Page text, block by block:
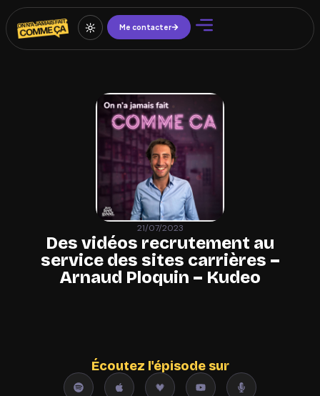
Me contacter
21/07/2023
Des vidéos recrutement au
service des sites carrières –
Arnaud Ploquin – Kudeo
Écoutez l'épisode sur